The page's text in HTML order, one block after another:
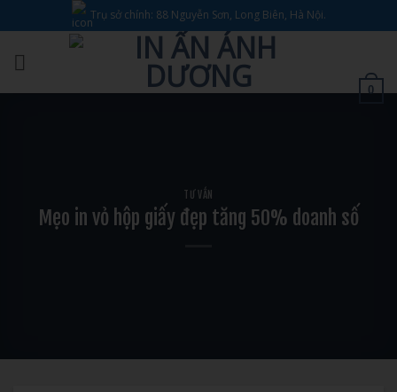
qua
nội
dung
Trụ sở chính: 88 Nguyễn Sơn, Long Biên, Hà Nội.
0
TƯ VẤN
Mẹo in vỏ hộp giấy đẹp tăng 50% doanh số